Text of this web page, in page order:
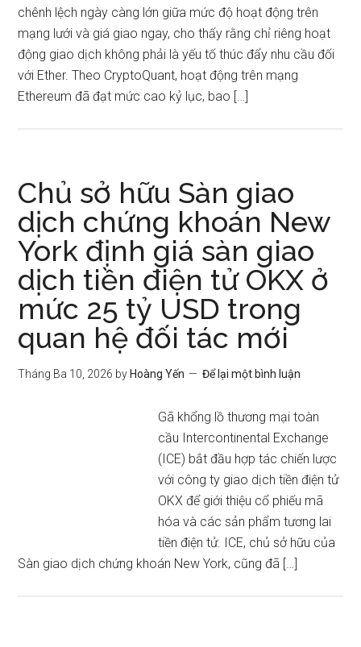
chênh lệch ngày càng lớn giữa mức độ hoạt động trên
mạng lưới và giá giao ngay, cho thấy rằng chỉ riêng hoạt
động giao dịch không phải là yếu tố thúc đẩy nhu cầu đối
với Ether. Theo CryptoQuant, hoạt động trên mạng
Ethereum đã đạt mức cao kỷ lục, bao […]
Chủ sở hữu Sàn giao
dịch chứng khoán New
York định giá sàn giao
dịch tiền điện tử OKX ở
mức 25 tỷ USD trong
quan hệ đối tác mới
Tháng Ba 10, 2026 by Hoàng Yến Để lại một bình luận
Gã khổng lồ thương mại toàn
cầu Intercontinental Exchange
(ICE) bắt đầu hợp tác chiến lược
với công ty giao dịch tiền điện tử
OKX để giới thiệu cổ phiếu mã
hóa và các sản phẩm tương lai
tiền điện tử. ICE, chủ sở hữu của
Sàn giao dịch chứng khoán New York, cũng đã […]